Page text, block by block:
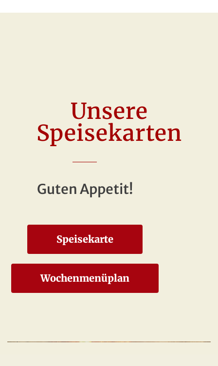
Unsere
Speisekarten
Guten Appetit!
Speisekarte
Wochenmenüplan